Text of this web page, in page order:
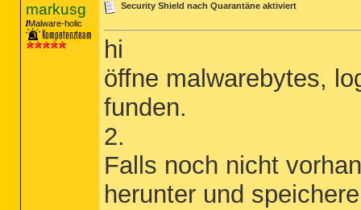
markusg
Malware-holic
Security Shield nach Quarantäne aktiviert
hi
öffne malwarebytes,
funden.
2.
Falls noch nicht
herunter und